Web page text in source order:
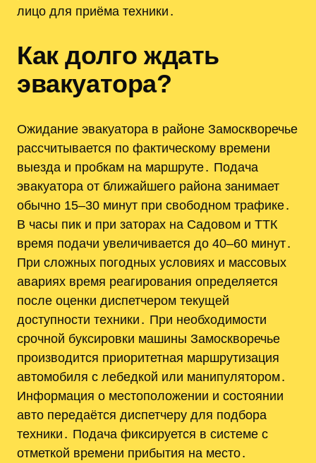
лицо для приёма техники․
Как долго ждать
эвакуатора?
Ожидание эвакуатора в районе Замоскворечье
рассчитывается по фактическому времени
выезда и пробкам на маршруте․ Подача
эвакуатора от ближайшего района занимает
обычно 15–30 минут при свободном трафике․
В часы пик и при заторах на Садовом и ТТК
время подачи увеличивается до 40–60 минут․
При сложных погодных условиях и массовых
авариях время реагирования определяется
после оценки диспетчером текущей
доступности техники․ При необходимости
срочной буксировки машины Замоскворечье
производится приоритетная маршрутизация
автомобиля с лебедкой или манипулятором․
Информация о местоположении и состоянии
авто передаётся диспетчеру для подбора
техники․ Подача фиксируется в системе с
отметкой времени прибытия на место․